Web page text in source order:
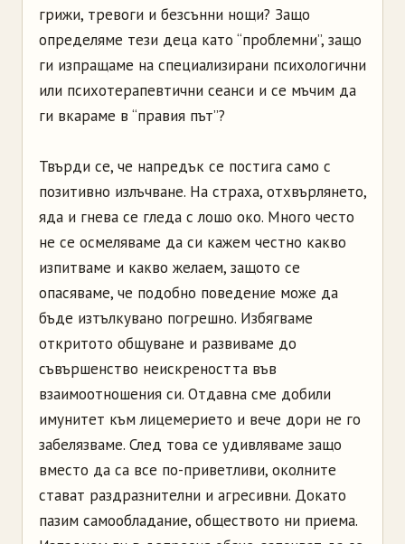
грижи, тревоги и безсънни нощи? Защо
определяме тези деца като “проблемни”, защо
ги изпращаме на специализирани психологични
или психотерапевтични сеанси и се мъчим да
ги вкараме в “правия път”?
Твърди се, че напредък се постига само с
позитивно излъчване. На страха, отхвърлянето,
яда и гнева се гледа с лошо око. Много често
не се осмеляваме да си кажем честно какво
изпитваме и какво желаем, защото се
опасяваме, че подобно поведение може да
бъде изтълкувано погрешно. Избягваме
откритото общуване и развиваме до
съвършенство неискреността във
взаимоотношения си. Отдавна сме добили
имунитет към лицемерието и вече дори не го
забелязваме. След това се удивляваме защо
вместо да са все по-приветливи, околните
стават раздразнителни и агресивни. Докато
пазим самообладание, обществото ни приема.